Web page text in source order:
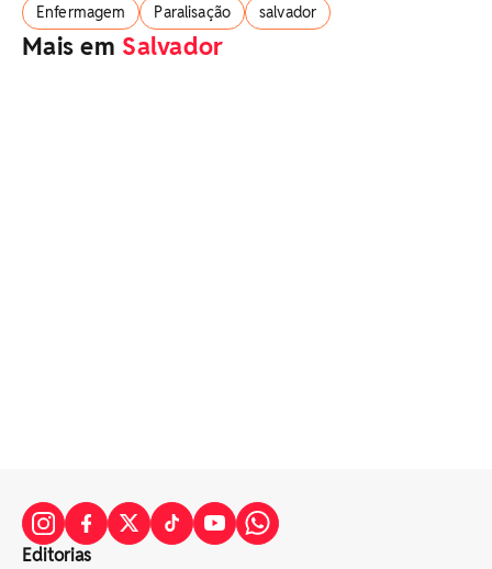
Enfermagem Paralisação salvador
Mais em Salvador
Editorias